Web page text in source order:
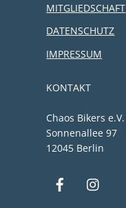
MITGLIEDSCHAFT
DATENSCHUTZ
IMPRESSUM
KONTAKT
Chaos Bikers e.V.
Sonnenallee 97
12045 Berlin